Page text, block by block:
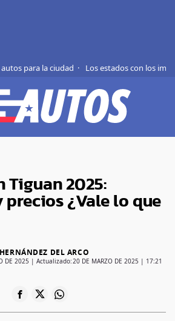
para la ciudad Los estados con los
Tiguan 2025:
precios ¿Vale lo que
DEL ARCO
DE 2025 | Actualizado: 20 DE MARZO DE 2025 | 17:21